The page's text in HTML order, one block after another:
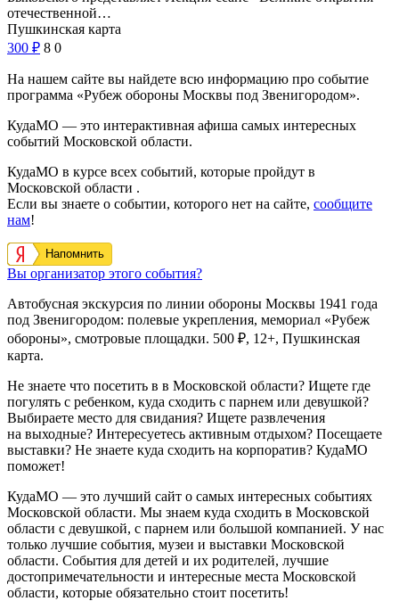
отечественной…
Пушкинская карта
300 ₽ 8 0
На нашем сайте вы найдете всю информацию про событие
программа «Рубеж обороны Москвы под Звенигородом».
КудаМО — это интерактивная афиша самых интересных
событий Московской области.
КудаМО в курсе всех событий, которые пройдут в
Московской области .
Если вы знаете о событии, которого нет на сайте, сообщите
нам!
Напомнить
Вы организатор этого события?
Автобусная экскурсия по линии обороны Москвы 1941 года
под Звенигородом: полевые укрепления, мемориал «Рубеж
обороны», смотровые площадки. 500 ₽, 12+, Пушкинская
карта.
Не знаете что посетить в в Московской области? Ищете где
погулять с ребенком, куда сходить с парнем или девушкой?
Выбираете место для свидания? Ищете развлечения
на выходные? Интересуетесь активным отдыхом? Посещаете
выставки? Не знаете куда сходить на корпоратив? КудаМО
поможет!
КудаМО — это лучший сайт о самых интересных событиях
Московской области. Мы знаем куда сходить в Московской
области с девушкой, с парнем или большой компанией. У нас
только лучшие события, музеи и выставки Московской
области. События для детей и их родителей, лучшие
достопримечательности и интересные места Московской
области, которые обязательно стоит посетить!